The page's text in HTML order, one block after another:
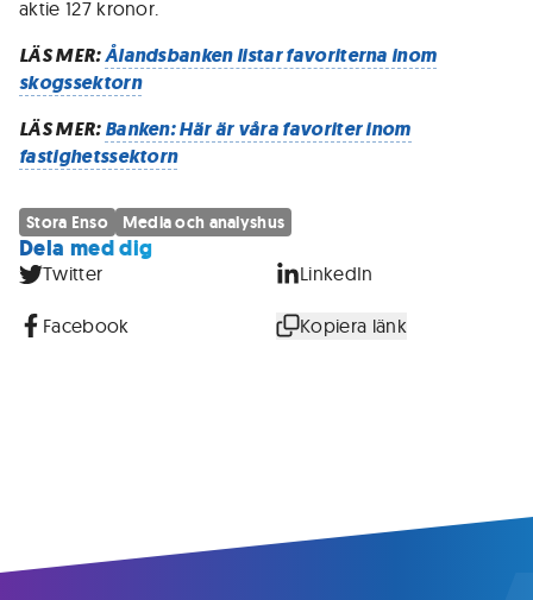
aktie 127 kronor.
LÄS MER:Ålandsbanken listar favoriterna inom
skogssektorn
LÄS MER:Banken: Här är våra favoriter inom
fastighetssektorn
Stora Enso Media och analyshus
Dela med dig
Twitter LinkedIn
Facebook Kopiera länk